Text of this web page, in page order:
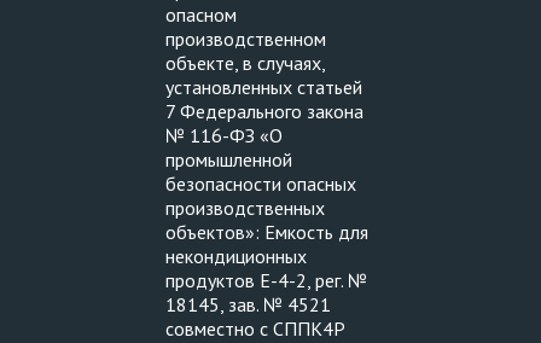
опасном
производственном
объекте, в случаях,
установленных статьей
7 Федерального закона
№ 116-ФЗ «О
промышленной
безопасности опасных
производственных
объектов»: Емкость для
некондиционных
продуктов Е-4-2, рег. №
18145, зав. № 4521
совместно с СППК4Р